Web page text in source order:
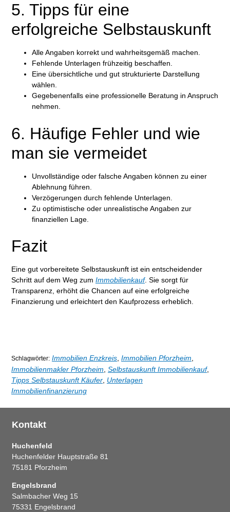
5. Tipps für eine
erfolgreiche Selbstauskunft
Alle Angaben korrekt und wahrheitsgemäß machen.
Fehlende Unterlagen frühzeitig beschaffen.
Eine übersichtliche und gut strukturierte Darstellung
wählen.
Gegebenenfalls eine professionelle Beratung in Anspruch
nehmen.
6. Häufige Fehler und wie
man sie vermeidet
Unvollständige oder falsche Angaben können zu einer
Ablehnung führen.
Verzögerungen durch fehlende Unterlagen.
Zu optimistische oder unrealistische Angaben zur
finanziellen Lage.
Fazit
Eine gut vorbereitete Selbstauskunft ist ein entscheidender
Schritt auf dem Weg zum Immobilienkauf. Sie sorgt für
Transparenz, erhöht die Chancen auf eine erfolgreiche
Finanzierung und erleichtert den Kaufprozess erheblich.
Schlagwörter: Immobilien Enzkreis Immobilien Pforzheim
Immobilienmakler Pforzheim Selbstauskunft Immobilienkauf,
Tipps Selbstauskunft Käufer Unterlagen
Immobilienfinanzierung
Kontakt
Huchenfeld
Huchenfelder Hauptstraße 81
75181 Pforzheim
Engelsbrand
Salmbacher Weg 15
75331 Engelsbrand